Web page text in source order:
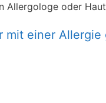
Allergologe oder
mit einer